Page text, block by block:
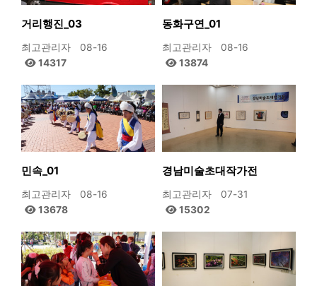
거리행진_03
최고관리자
08-16
14317
동화구연_01
최고관리자
08-16
13874
민속_01
최고관리자
08-16
13678
경남미술초대작가전
최고관리자
07-31
15302